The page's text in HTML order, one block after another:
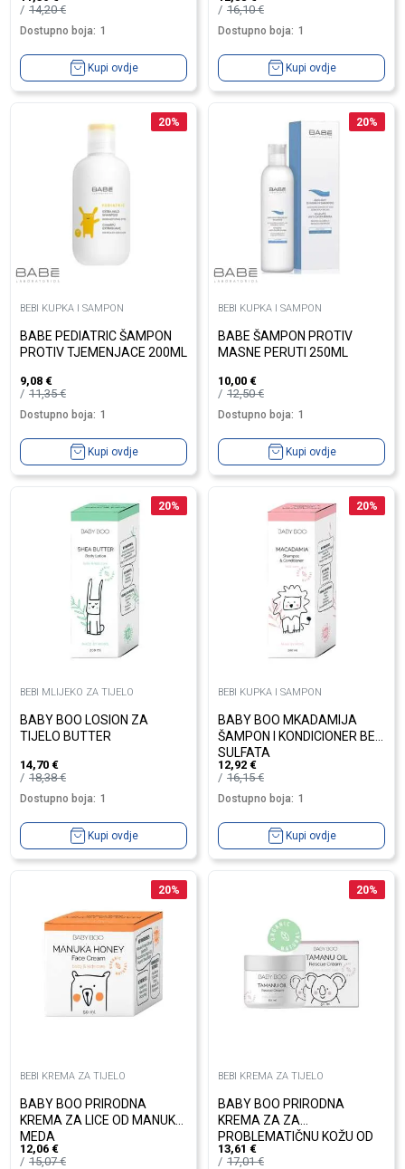
14,20€
Dostupno boja: 1
Kupi ovdje
16,10€
Dostupno boja: 1
Kupi ovdje
20%
BEBI KUPKA I SAMPON
BABE PEDIATRIC ŠAMPON
PROTIV TJEMENJACE 200ML
9,08 €
11,35€
Dostupno boja: 1
Kupi ovdje
20%
BEBI KUPKA I SAMPON
BABE ŠAMPON PROTIV
MASNE PERUTI 250ML
10,00 €
12,50€
Dostupno boja: 1
Kupi ovdje
20%
BEBI MLIJEKO ZA TIJELO
BABY BOO LOSION ZA
TIJELO BUTTER
14,70 €
18,38€
Dostupno boja: 1
Kupi ovdje
20%
BEBI KUPKA I SAMPON
BABY BOO MKADAMIJA
ŠAMPON I KONDICIONER BEZ
SULFATA
12,92 €
16,15€
Dostupno boja: 1
Kupi ovdje
20%
BEBI KREMA ZA TIJELO
BABY BOO PRIRODNA
KREMA ZA LICE OD MANUKA
MEDA
12,06 €
15,07€
20%
BEBI KREMA ZA TIJELO
BABY BOO PRIRODNA
KREMA ZA ZA
PROBLEMATIČNU KOŽU OD
TAMANU ULJA
13,61 €
17,01€